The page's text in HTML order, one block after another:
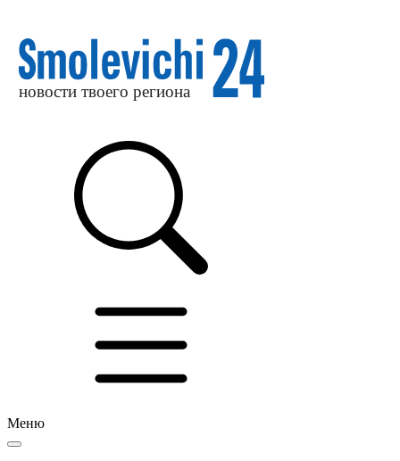
Меню